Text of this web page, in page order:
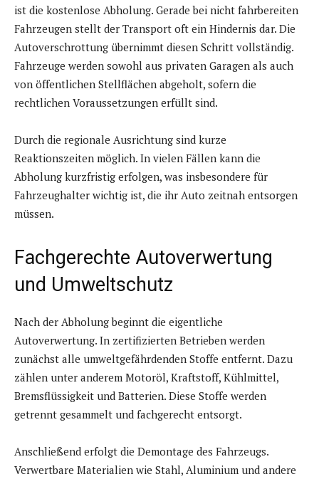
ist die kostenlose Abholung. Gerade bei nicht fahrbereiten
Fahrzeugen stellt der Transport oft ein Hindernis dar. Die
Autoverschrottung übernimmt diesen Schritt vollständig.
Fahrzeuge werden sowohl aus privaten Garagen als auch
von öffentlichen Stellflächen abgeholt, sofern die
rechtlichen Voraussetzungen erfüllt sind.
Durch die regionale Ausrichtung sind kurze
Reaktionszeiten möglich. In vielen Fällen kann die
Abholung kurzfristig erfolgen, was insbesondere für
Fahrzeughalter wichtig ist, die ihr Auto zeitnah entsorgen
müssen.
Fachgerechte Autoverwertung
und Umweltschutz
Nach der Abholung beginnt die eigentliche
Autoverwertung. In zertifizierten Betrieben werden
zunächst alle umweltgefährdenden Stoffe entfernt. Dazu
zählen unter anderem Motoröl, Kraftstoff, Kühlmittel,
Bremsflüssigkeit und Batterien. Diese Stoffe werden
getrennt gesammelt und fachgerecht entsorgt.
Anschließend erfolgt die Demontage des Fahrzeugs.
Verwertbare Materialien wie Stahl, Aluminium und andere